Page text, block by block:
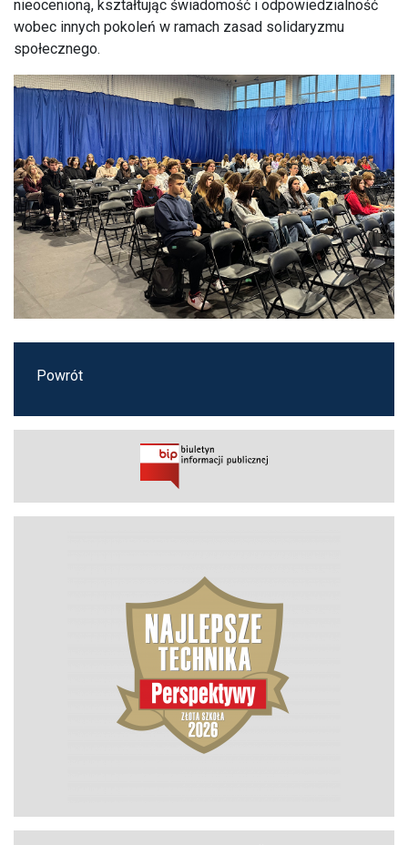
nieocenioną, kształtując świadomość i odpowiedzialność
wobec innych pokoleń w ramach zasad solidaryzmu
społecznego.
Powrót